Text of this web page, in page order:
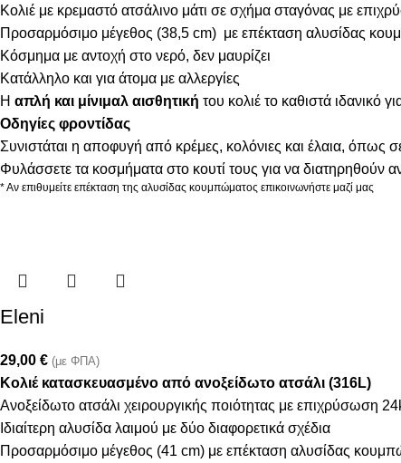
Κολιέ με κρεμαστό ατσάλινο μάτι σε σχήμα σταγόνας με
Προσαρμόσιμο μέγεθος (38,5 cm) με επέκταση αλυσίδας
Κόσμημα με αντοχή στο νερό, δεν μαυρίζει
Κατάλληλο και για άτομα με αλλεργίες
Η απλή και μίνιμαλ αισθητική του κολιέ το καθιστά ιδανικό
Οδηγίες φροντίδας
Συνιστάται η αποφυγή από κρέμες, κολόνιες και έλαια, όπως
Φυλάσσετε τα κοσμήματα στο κουτί τους για να διατηρηθούν
* Αν επιθυμείτε επέκταση της αλυσίδας κουμπώματος επικοινωνήστε μαζί μας
Eleni
29,00 € (με ΦΠΑ)
Κολιέ κατασκευασμένο από ανοξείδωτο ατσάλι (316L)
Ανοξείδωτο ατσάλι χειρουργικής ποιότητας με επιχρύσωση
Ιδιαίτερη αλυσίδα λαιμού με δύο διαφορετικά σχέδια
Προσαρμόσιμο μέγεθος (41 cm) με επέκταση αλυσίδας